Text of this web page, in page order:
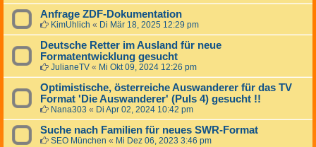
Anfrage ZDF-Dokumentation
KimUhlich « Di Mär 18, 2025 12:29 pm
Deutsche Retter im Ausland für neue
Formatentwicklung gesucht
JulianeTV « Mi Okt 09, 2024 12:26 pm
Optimistische, österreiche Auswanderer für das TV
Format 'Die Auswanderer' (Puls 4) gesucht !!
Nana303 « Di Apr 02, 2024 10:42 pm
Suche nach Familien für neues SWR-Format
SEO München « Mi Dez 06, 2023 3:46 pm